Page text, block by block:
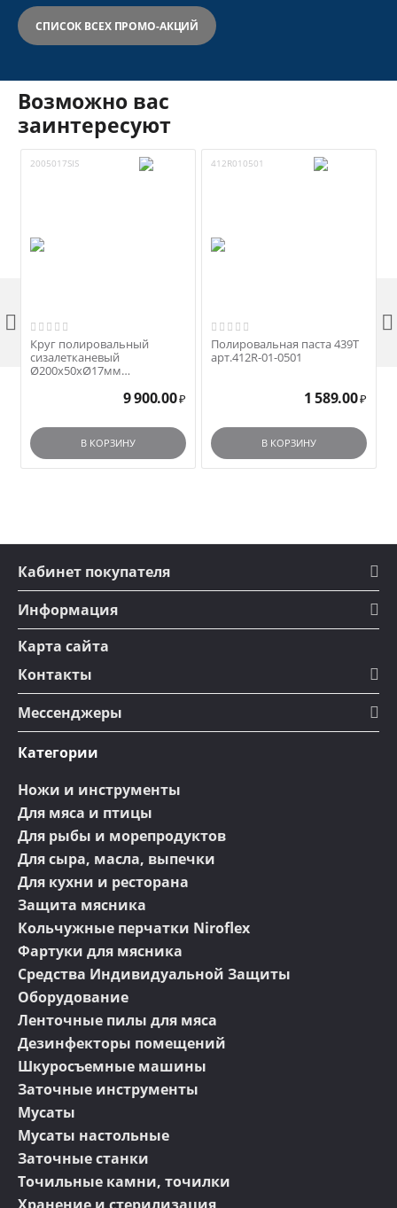
СПИСОК ВСЕХ ПРОМО-АКЦИЙ
Возможно вас
заинтересуют
2005017SIS
Круг полировальный
сизалетканевый
Ø200х50хØ17мм
9 900.00 ₽
В КОРЗИНУ
412R010501
Полировальная паста 439T
арт.412R-01-0501
1 589.00 ₽
В КОРЗИНУ
 
Кабинет покупателя
Информация
Карта сайта
Контакты
Мессенджеры
Категории
Ножи и инструменты
Для мяса и птицы
Для рыбы и морепродуктов
Для сыра, масла, выпечки
Для кухни и ресторана
Защита мясника
Кольчужные перчатки Niroflex
Фартуки для мясника
Средства Индивидуальной Защиты
Оборудование
Ленточные пилы для мяса
Дезинфекторы помещений
Шкуросъемные машины
Заточные инструменты
Мусаты
Мусаты настольные
Заточные станки
Точильные камни, точилки